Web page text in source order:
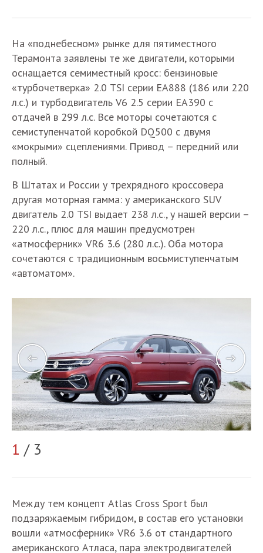
На «поднебесном» рынке для пятиместного
Терамонта заявлены те же двигатели, которыми
оснащается семиместный кросс: бензиновые
«турбочетверка» 2.0 TSI серии EA888 (186 или 220
л.с.) и турбодвигатель V6 2.5 серии EA390 с
отдачей в 299 л.с. Все моторы сочетаются с
семиступенчатой коробкой DQ500 с двумя
«мокрыми» сцеплениями. Привод – передний или
полный.
В Штатах и России у трехрядного кроссовера
другая моторная гамма: у американского SUV
двигатель 2.0 TSI выдает 238 л.с., у нашей версии –
220 л.с., плюс для машин предусмотрен
«атмосферник» VR6 3.6 (280 л.с.). Оба мотора
сочетаются с традиционным восьмиступенчатым
«автоматом».
1 / 3
Между тем концепт Atlas Cross Sport был
подзаряжаемым гибридом, в состав его установки
вошли «атмосферник» VR6 3.6 от стандартного
американского Атласа, пара электродвигателей